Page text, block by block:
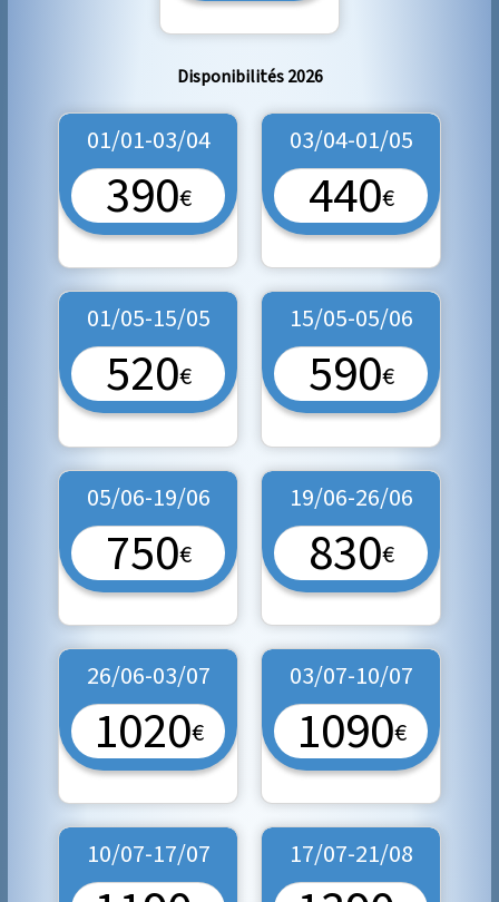
Disponibilités 2026
01/01-03/04
390€
03/04-01/05
440€
01/05-15/05
520€
15/05-05/06
590€
05/06-19/06
750€
19/06-26/06
830€
26/06-03/07
1020€
03/07-10/07
1090€
10/07-17/07 17/07-21/08